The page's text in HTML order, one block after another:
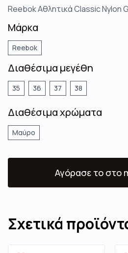
Reebok Αθλητικά Classic Nylon
Μάρκα
Reebok
Διαθέσιμα μεγέθη
35 36 37 38
Διαθέσιμα χρώματα
Μαύρο
Αγόρασε το στο
Σχετικά